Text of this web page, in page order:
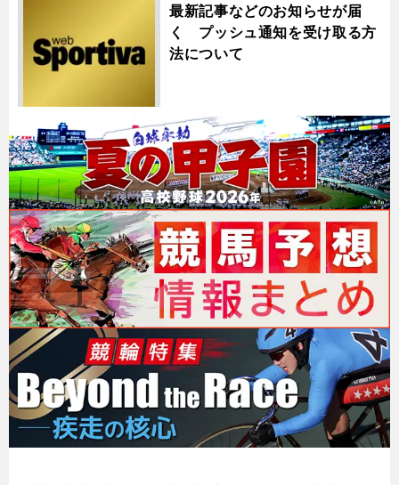
最新記事などのお知らせが届
く プッシュ通知を受け取る方
法について